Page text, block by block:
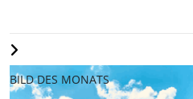
BILD DES MONATS